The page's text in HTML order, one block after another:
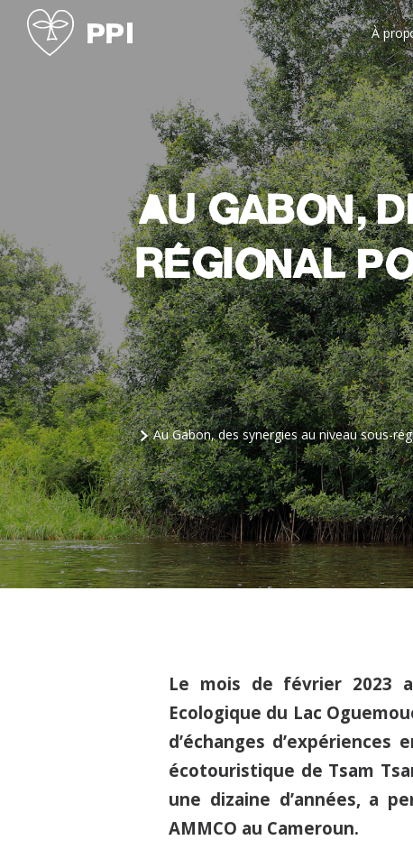
À
Au Gabon,
régional
Au Gabon, des synergies au niveau sous-
Le mois de février 2023
Ecologique du Lac
d’échanges
écotouristique de Tsam
une dizaine d’années, a
AMMCO au Cameroun.